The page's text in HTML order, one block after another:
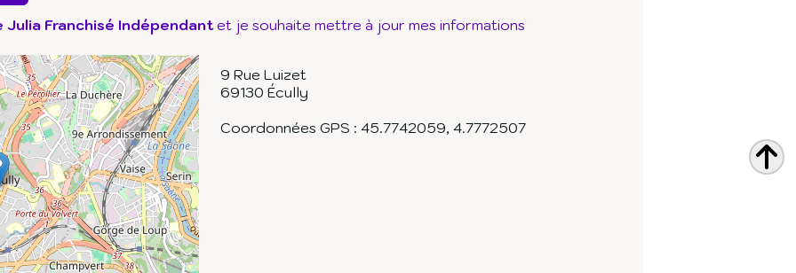
Franchisé Indépendantet je souhaite mettre à jour mes informations
9 Rue Luizet
69130 Écully
Coordonnées GPS : 45.7742059, 4.7772507